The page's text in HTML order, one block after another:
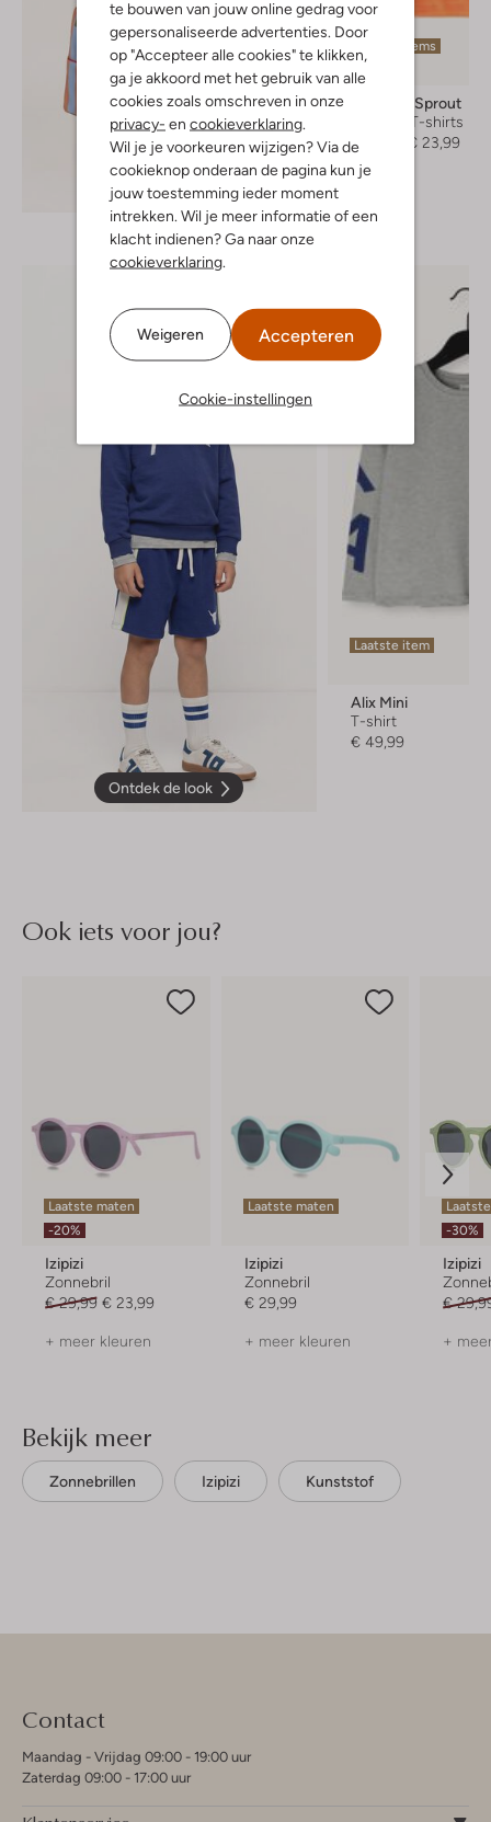
te bouwen van jouw online gedrag voor
gepersonaliseerde advertenties. Door
op "Accepteer alle cookies" te klikken,
ga je akkoord met het gebruik van alle
cookies zoals omschreven in onze
privacy- en cookieverklaring
Wil je je voorkeuren wijzigen? Via de
cookieknop onderaan de pagina kun je
jouw toestemming ieder moment
intrekken. Wil je meer informatie of een
klacht indienen? Ga naar onze
cookieverklaring
Weigeren Accepteren
Cookie-instellingen
Ontdek de look
Laatste items
-30%
Sproet & Sprout
Polo's & T-shirts
€ 33,99
€ 23,99
Ontdek de look
Laatste item
Alix Mini
T-shirt
€ 49,99
Ook iets voor jou?
Laatste maten
-20%
Izipizi
Zonnebril
€ 29,99 € 23,99
+ meer kleuren
Laatste maten
Izipizi
Zonnebril
€ 29,99
+ meer kleuren
-30%
Izipizi
€
+
Bekijk meer
Zonnebrillen Izipizi Kunststof
Contact
Maandag - Vrijdag 09:00 - 19:00 uur
Zaterdag 09:00 - 17:00 uur